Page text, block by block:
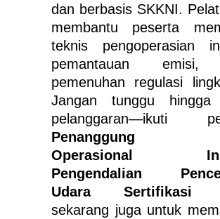
dan berbasis SKKNI.
membantu peserta
teknis pengoperasian
pemantauan emisi,
pemenuhan regulasi
Jangan tunggu hingga
pelanggaran—ikuti
Penanggung
Operasional
Pengendalian
Udara Sertifikasi
sekarang juga untuk